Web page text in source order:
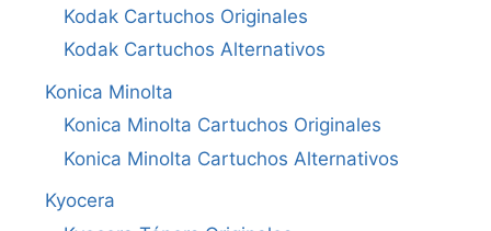
Kodak Cartuchos Originales
Kodak Cartuchos Alternativos
Konica Minolta
Konica Minolta Cartuchos Originales
Konica Minolta Cartuchos Alternativos
Kyocera